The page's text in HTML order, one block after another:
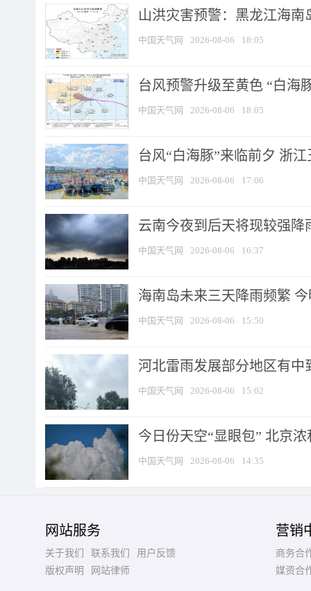
山洪灾害预警：黑龙江海
中国天气网 2026-08-06 18:05
台风预警升级至黄色 “白海
中国天气网 2026-08-06 18:05
台风“白海豚”来临前夕 浙
中国天气网 2026-08-06 17:06
云南今夜到后天将现较强降
中国天气网 2026-08-06 16:37
海南岛未来三天降雨频繁
中国天气网 2026-08-06 15:50
河北雷雨发展部分地区有中
中国天气网 2026-08-06 15:02
今日份天空“显眼包” 北京
中国天气网 2026-08-06 14:35
网站服务
关于我们 联系我们
用户反馈
版权声明
网站律师
营销
商务合
媒资合